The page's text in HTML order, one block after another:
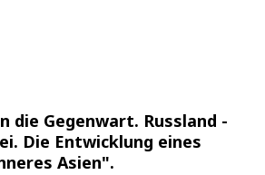
die Gegenwart. Russland -
Die Entwicklung eines
Asien".